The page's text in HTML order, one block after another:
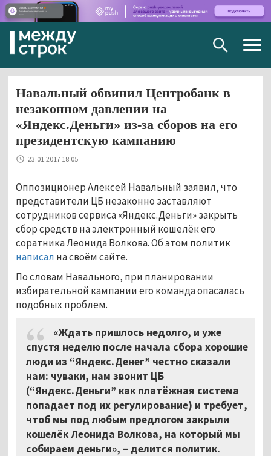
Навальный обвинил Центробанк в
незаконном давлении на
«Яндекс.Деньги» из-за сборов на его
президентскую кампанию
23.01.2017 18:05
Оппозиционер Алексей Навальный заявил, что
представители ЦБ незаконно заставляют
сотрудников сервиса «Яндекс.Деньги» закрыть
сбор средств на электронный кошелёк его
соратника Леонида Волкова. Об этом политик
написал на своём сайте.
По словам Навального, при планировании
избирательной кампании его команда опасалась
подобных проблем.
«Ждать пришлось недолго, и уже
спустя неделю после начала сбора хорошие
люди из “Яндекс.Денег” честно сказали
нам: чуваки, нам звонит ЦБ
(“Яндекс.Деньги” как платёжная система
попадает под их регулирование) и требует,
чтоб мы под любым предлогом закрыли
кошелёк Леонида Волкова, на который мы
собираем деньги», – делится политик.